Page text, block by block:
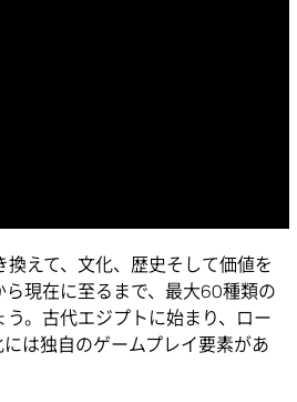
えて、文化、歴史そして価値を
現在に至るまで、最大60種類の
。古代エジプトに始まり、ロー
は独自のゲームプレイ要素があ